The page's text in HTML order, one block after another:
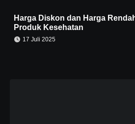
Harga Diskon dan Harga
Produk Kesehatan
17 Juli 2025